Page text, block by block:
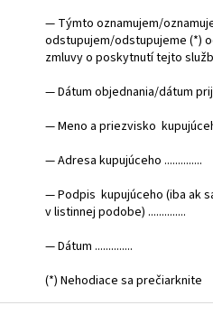
— Týmto oznamujem/
odstupujem/odstupujeme (*)
zmluvy o poskytnutí tejto
— Dátum objednania/dátum
— Meno a priezvisko
— Adresa kupujúceho ..............
— Podpis kupujúceho (iba ak
v listinnej podobe) ..............
— Dátum ..............
(*) Nehodiace sa prečiarknite